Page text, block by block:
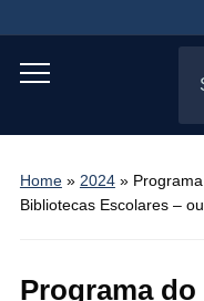
Toggle
menu
for:
Home» 2024»
Bibliotecas Escolares –
Programa